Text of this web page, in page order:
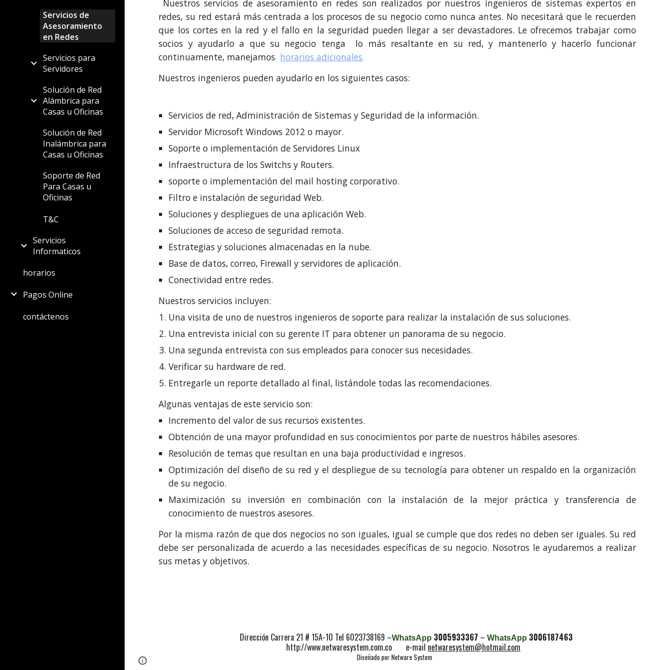
Servicios de
Asesoramiento
en Redes
Servicios para
Servidores
Solución de Red
Alámbrica para
Casas u Oficinas
Solución de Red
Inalámbrica para
Casas u Oficinas
Soporte de Red
Para Casas u
Oficinas
T&C
Servicios
Informaticos
horarios
Pagos Online
contáctenos
Nuestros servicios de asesoramiento en redes son realizados por nuestros ingenieros de sistemas expertos en
redes, su red estará más centrada a los procesos de su negocio como nunca antes. No necesitará que le recuerden
que los cortes en la red y el fallo en la seguridad pueden llegar a ser devastadores. Le ofrecemos trabajar como
socios y ayudarlo a que su negocio tenga lo más resaltante en su red, y mantenerlo y hacerlo funcionar
continuamente, manejamos horarios adicionales.
Nuestros ingenieros pueden ayudarlo en los siguientes casos:
Servicios de red, Administración de Sistemas y Seguridad de la información.
Servidor Microsoft Windows 2012 o mayor.
Soporte o implementación de Servidores Linux
Infraestructura de los Switchs y Routers.
soporte o implementación del mail hosting corporativo.
Filtro e instalación de seguridad Web.
Soluciones y despliegues de una aplicación Web.
Soluciones de acceso de seguridad remota.
Estrategias y soluciones almacenadas en la nube.
Base de datos, correo, Firewall y servidores de aplicación.
Conectividad entre redes.
Nuestros servicios incluyen:
Una visita de uno de nuestros ingenieros de soporte para realizar la instalación de sus soluciones.
Una entrevista inicial con su gerente IT para obtener un panorama de su negocio.
Una segunda entrevista con sus empleados para conocer sus necesidades.
Verificar su hardware de red.
Entregarle un reporte detallado al final, listándole todas las recomendaciones.
Algunas ventajas de este servicio son:
Incremento del valor de sus recursos existentes.
Obtención de una mayor profundidad en sus conocimientos por parte de nuestros hábiles asesores.
Resolución de temas que resultan en una baja productividad e ingresos.
Optimización del diseño de su red y el despliegue de su tecnología para obtener un respaldo en la organización
de su negocio.
Maximización su inversión en combinación con la instalación de la mejor práctica y transferencia de
conocimiento de nuestros asesores.
Por la misma razón de que dos negocios no son iguales, igual se cumple que dos redes no deben ser iguales. Su red
debe ser personalizada de acuerdo a las necesidades específicas de su negocio. Nosotros le ayudaremos a realizar
sus metas y objetivos.
Dirección Carrera 21 # 15A-10 Tel 6023738169 –WhatsApp 3005933367 – WhatsApp 3006187463
http://www.netwaresystem.com.co e-mail netwaresystem@hotmail.com
Diseñado por Netware System